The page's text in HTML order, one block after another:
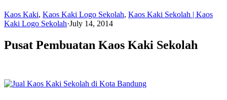
Kaos Kaki, Kaos Kaki Logo Sekolah, Kaos Kaki Sekolah | Kaos
Kaki Logo Sekolah·July 14, 2014
Pusat Pembuatan Kaos Kaki Sekolah